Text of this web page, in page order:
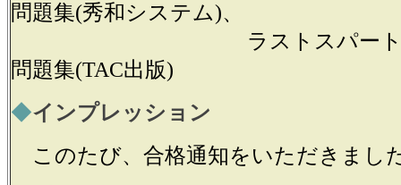
問題集(秀和システム)、
ラストスパート宅建
問題集(TAC出版)
◆インプレッション
このたび、合格通知をいただきまし